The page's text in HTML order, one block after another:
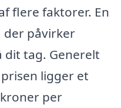
flere faktorer. En
påvirker
dit tag. Generelt
ligger et
per